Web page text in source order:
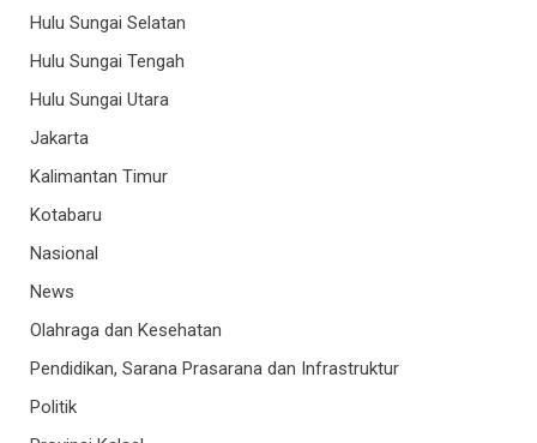
Hulu Sungai Selatan
Hulu Sungai Tengah
Hulu Sungai Utara
Jakarta
Kalimantan Timur
Kotabaru
Nasional
News
Olahraga dan Kesehatan
Pendidikan, Sarana Prasarana dan Infrastruktur
Politik